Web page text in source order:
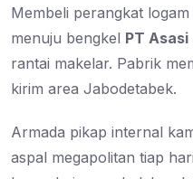
Membeli perangkat
menuju bengkel PT
rantai makelar. Pabrik
kirim area Jabodetabek.
Armada pikap internal
aspal megapolitan tiap